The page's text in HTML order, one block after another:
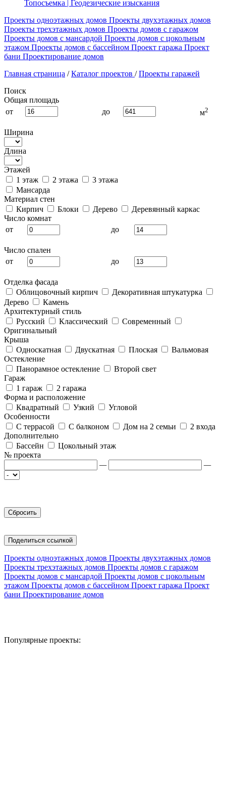
Топосъемка | Геодезические изыскания
Проекты одноэтажных домов Проекты двухэтажных домов
Проекты трехэтажных домов Проекты домов с гаражом
Проекты домов с мансардой Проекты домов с цокольным
этажом Проекты домов с бассейном Проект гаража Проект
бани Проектирование домов
Главная страница / Каталог проектов / Проекты гаражей
Поиск
Общая площадь
от
до м2
Ширина
Длина
Этажей
1 этаж
2 этажа
3 этажа
Мансарда
Материал стен
Кирпич
Блоки Дерево
Деревянный каркас
Число комнат
от
до
Число спален
от
до
Отделка фасада
Облицовочный кирпич
Декоративная штукатурка
Дерево
Камень
Архитектурный стиль
Русский
Классический
Современный
Оригинальный
Крыша
Односкатная
Двускатная Плоская
Вальмовая
Остекление
Панорамное остекление
Второй свет
Гараж
1 гараж
2 гаража
Форма и расположение
Квадратный
Узкий
Угловой
Особенности
С террасой
С балконом Дом на 2 семьи
2 входа
Дополнительно
Бассейн
Цокольный этаж
№ проекта
—
—
Поделиться ссылкой
Проекты одноэтажных домов Проекты двухэтажных домов
Проекты трехэтажных домов Проекты домов с гаражом
Проекты домов с мансардой Проекты домов с цокольным
этажом Проекты домов с бассейном Проект гаража Проект
бани Проектирование домов
Популярные проекты: